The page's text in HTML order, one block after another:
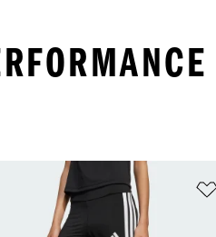
la lista de deseos